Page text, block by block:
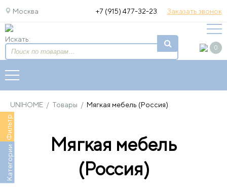
Москва +7 (915) 477-32-23 Заказать звонок
Искать:
0
UNIHOME / Товары / Мягкая мебель (Россия)
Фильтр
Категории
Мягкая мебель
(Россия)